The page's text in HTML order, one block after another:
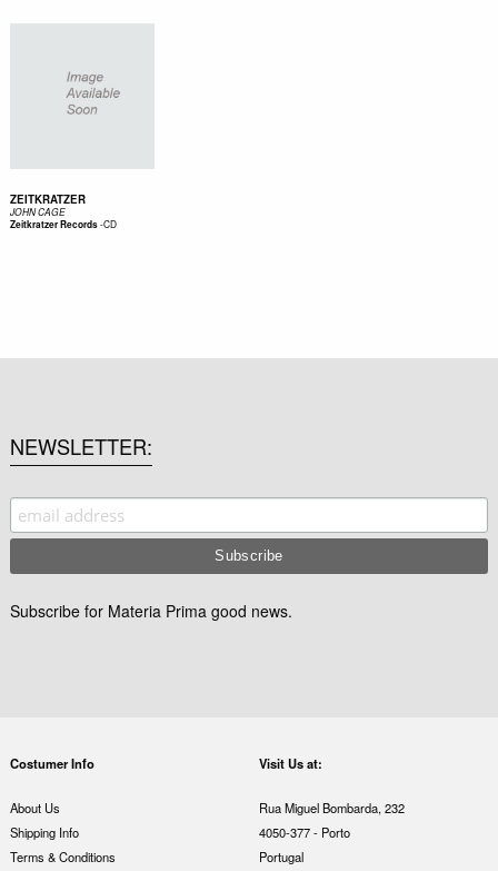
ZEITKRATZER
JOHN CAGE
Zeitkratzer Records-CD
NEWSLETTER
Subscribe for Materia Prima good news.
Costumer Info
About Us
Shipping Info
Terms & Conditions
Visit Us at:
Rua Miguel Bombarda, 232
4050-377 - Porto
Portugal